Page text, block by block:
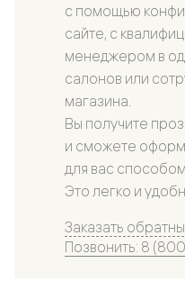
с помощью
сайте, с
менеджером в
салонов или
магазина.
Вы получите
и сможете
для вас
Это легко и
Заказать
Позвонить: 8